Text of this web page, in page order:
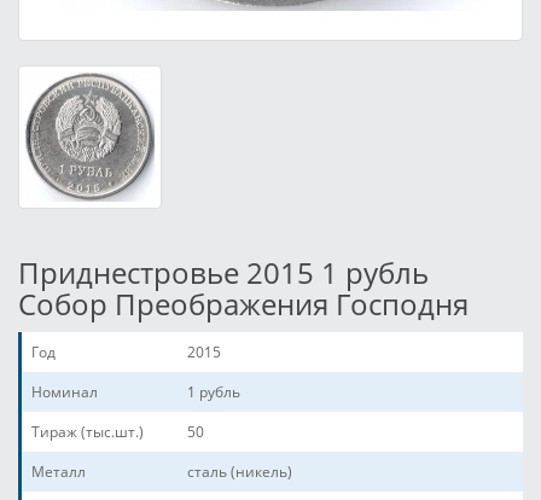
Приднестровье 2015 1 рубль
Собор Преображения Господня
Год
2015
Номинал
1 рубль
Тираж (тыс.шт.)
50
Металл
сталь (никель)